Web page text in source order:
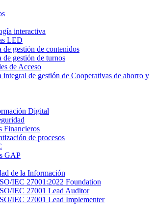
interactiva
LED
de gestión de contenidos
de gestión de turnos
de Acceso
integral de gestión de Cooperativas de ahorro y
Digital
Financieros
de procesos
GAP
de la Información
IEC 27001:2022 Foundation
IEC 27001 Lead Auditor
IEC 27001 Lead Implementer